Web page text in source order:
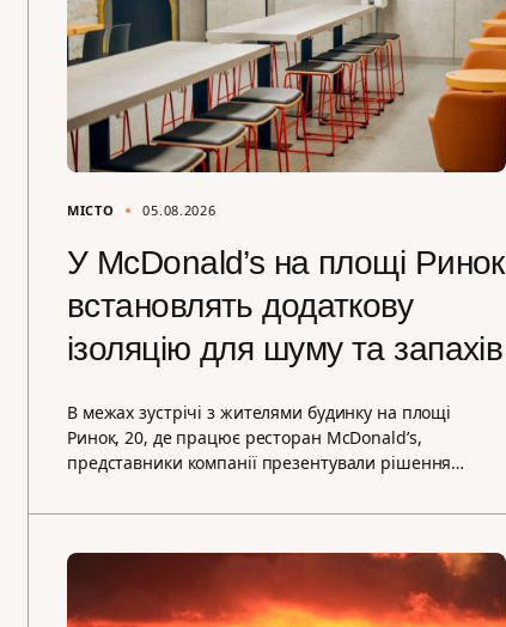
МІСТО 05.08.2026
У McDonald’s на площі Ринок
встановлять додаткову
ізоляцію для шуму та запахів
В межах зустрічі з жителями будинку на площі
Ринок, 20, де працює ресторан McDonald’s,
представники компанії презентували рішення…